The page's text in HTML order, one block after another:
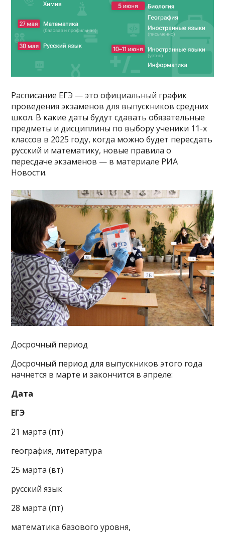
Расписание ЕГЭ — это официальный график
проведения экзаменов для выпускников средних
школ. В какие даты будут сдавать обязательные
предметы и дисциплины по выбору ученики 11-х
классов в 2025 году, когда можно будет пересдать
русский и математику, новые правила о
пересдаче экзаменов — в материале РИА
Новости.
Досрочный период
Досрочный период для выпускников этого года
начнется в марте и закончится в апреле:
Дата
ЕГЭ
21 марта (пт)
география, литература
25 марта (вт)
русский язык
28 марта (пт)
математика базового уровня,